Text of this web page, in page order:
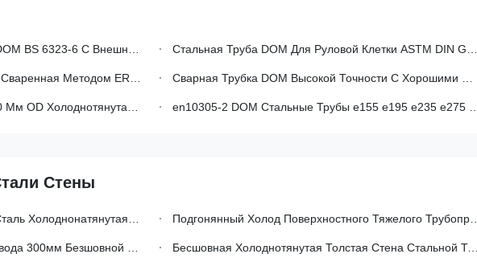
cew1a-cew5a Для Автомобильной Промышленности. Стальная Труба DOM Для Руловой Клетки ASTM DIN GB JIS API Сертифицированная
На Оправке, Для Механического Оборудования Сварная Трубка DOM Высокой Точности С Хорошими Механическими Свойствами И Контролируемой Точностью OD / ID
Для Автомобильных Деталей en10305-2 DOM Стальные Трубы e155 e195 e235 e275 e355 Холодные
Стены
Трубка Для Механического Оборудования Подгонянный Холод Поверхностного Тяжелого Трубопровода Стены Стального Безшовный - Нарисованный Тип ОД 5-120мм
Давления Тяжелой Стальной Большой Бесшовная Холоднотянутая Толстая Стена Стальной Трубы Круглый 5-420 Мм ОД